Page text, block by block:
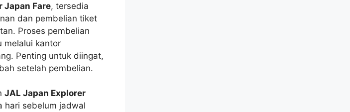
Japan Fare, tersedia
dan pembelian tiket
Proses pembelian
melalui kantor
Penting untuk diingat,
setelah pembelian.
JAL Japan Explorer
hari sebelum jadwal